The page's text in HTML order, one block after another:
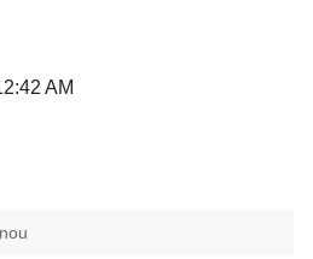
AM
nou